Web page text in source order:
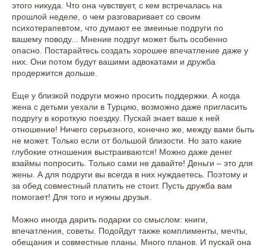
этого никуда. Что она чувствует, с кем встречалась на
прошлой неделе, о чем разговаривает со своим
психотерапевтом, что думают ее змеиные подруги по
вашему поводу... Мнение подруг может быть особенно
опасно. Постарайтесь создать хорошее впечатление даже у
них. Они потом будут вашими адвокатами и дружба
продержится дольше.
Еще у близкой подруги можно просить поддержки. А когда
жена с детьми уехали в Турцию, возможно даже пригласить
подругу в короткую поездку. Пускай знает ваше к ней
отношение! Ничего серьезного, конечно же, между вами быть
не может. Только если от большой близости. Но зато какие
глубокие отношения выстраиваются! Можно даже денег
взаймы попросить. Только сами не давайте! Деньги – это для
жены. А для подруги вы всегда в них нуждаетесь. Поэтому и
за обед совместный платить не стоит. Пусть дружба вам
помогает! Для того и нужны друзья.
Можно иногда дарить подарки со смыслом: книги,
впечатления, советы. Подойдут также комплименты, мечты,
обещания и совместные планы. Много планов. И пускай она